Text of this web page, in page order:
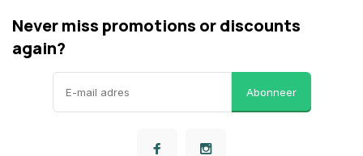
Never miss promotions or discounts
again?
Abonneer